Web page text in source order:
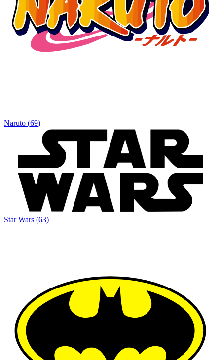
Naruto (69)
Star Wars (63)